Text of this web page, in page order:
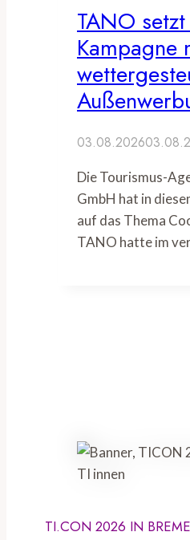
TANO
Kampagne
03.08.2026
Die Tourismus-
GmbH hat in
auf das Thema
TANO hatte im
TI.CON 2026 IN